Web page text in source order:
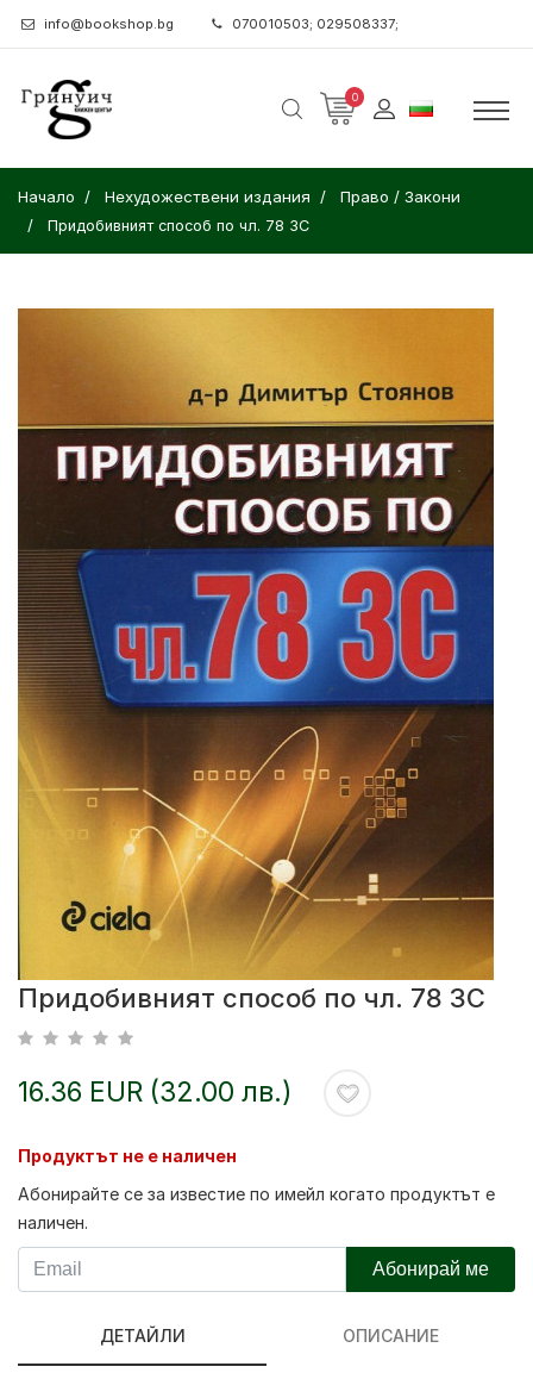
info@bookshop.bg 070010503; 029508337;
0
Начало Нехудожествени издания Право / Закони
Придобивният способ по чл. 78 ЗС
Придобивният способ по чл. 78 ЗС
16.36 EUR (32.00 лв.)
Продуктът не е наличен
Абонирайте се за известие по имейл когато продуктът е
наличен.
Абонирай ме
ДЕТАЙЛИ ОПИСАНИЕ